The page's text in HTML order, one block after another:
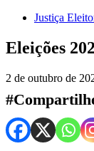
Justiça
Eleições
2 de outubro de